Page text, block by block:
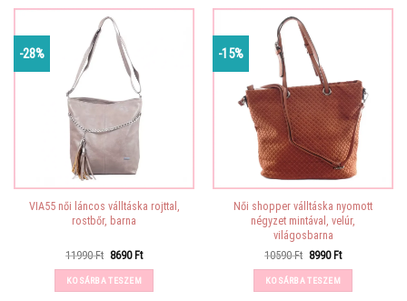
-28%
VIA55 női láncos válltáska rojttal,
rostbőr, barna
11990Ft Original
was:
11990 Ft.
8690 FtCurrent
KOSÁRBA TESZEM
-15%
Női shopper válltáska nyomott
négyzet mintával, velúr,
világosbarna
10590Ft Original
was:
10590 Ft.
8990 FtCurrent
KOSÁRBA TESZEM